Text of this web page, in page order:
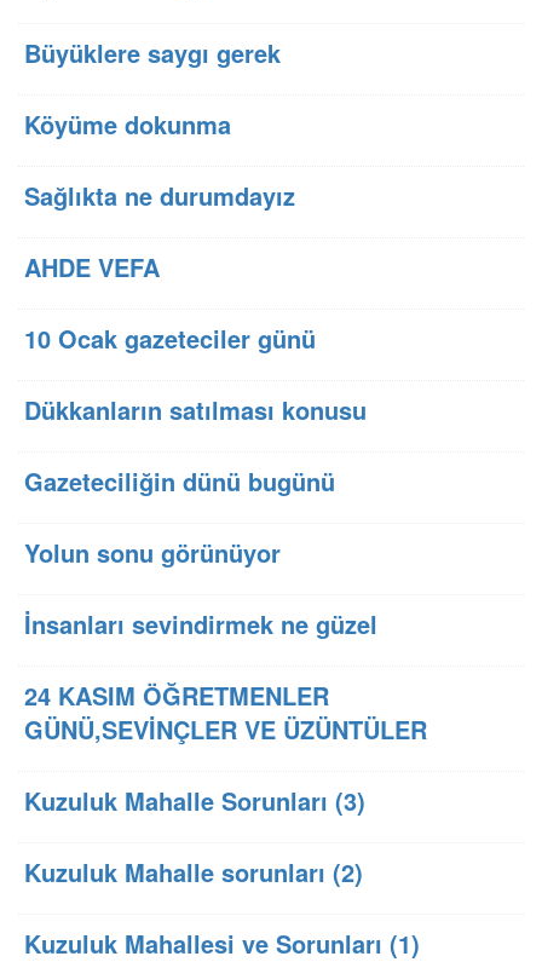
Büyüklere saygı gerek
Köyüme dokunma
Sağlıkta ne durumdayız
AHDE VEFA
10 Ocak gazeteciler günü
Dükkanların satılması konusu
Gazeteciliğin dünü bugünü
Yolun sonu görünüyor
İnsanları sevindirmek ne güzel
24 KASIM ÖĞRETMENLER
GÜNÜ,SEVİNÇLER VE ÜZÜNTÜLER
Kuzuluk Mahalle Sorunları (3)
Kuzuluk Mahalle sorunları (2)
Kuzuluk Mahallesi ve Sorunları (1)